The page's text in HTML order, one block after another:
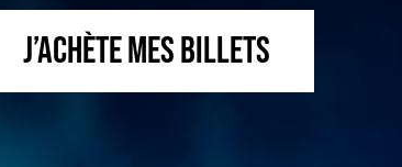
J’ACHÈTE MES BILLETS